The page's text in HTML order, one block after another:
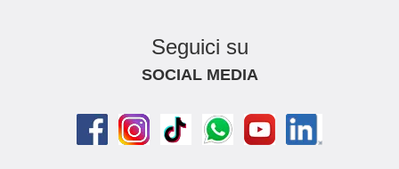
Seguici su
SOCIAL MEDIA